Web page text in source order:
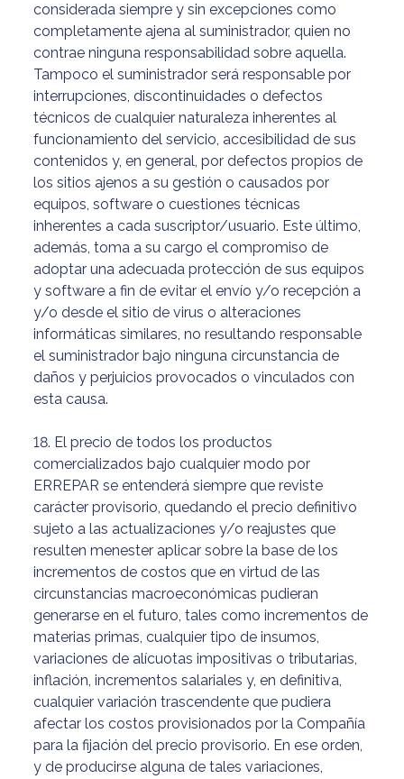
considerada siempre y sin excepciones como
completamente ajena al suministrador, quien no
contrae ninguna responsabilidad sobre aquella.
Tampoco el suministrador será responsable por
interrupciones, discontinuidades o defectos
técnicos de cualquier naturaleza inherentes al
funcionamiento del servicio, accesibilidad de sus
contenidos y, en general, por defectos propios de
los sitios ajenos a su gestión o causados por
equipos, software o cuestiones técnicas
inherentes a cada suscriptor/usuario. Este último,
además, toma a su cargo el compromiso de
adoptar una adecuada protección de sus equipos
y software a fin de evitar el envío y/o recepción a
y/o desde el sitio de virus o alteraciones
informáticas similares, no resultando responsable
el suministrador bajo ninguna circunstancia de
daños y perjuicios provocados o vinculados con
esta causa.
18. El precio de todos los productos
comercializados bajo cualquier modo por
ERREPAR se entenderá siempre que reviste
carácter provisorio, quedando el precio definitivo
sujeto a las actualizaciones y/o reajustes que
resulten menester aplicar sobre la base de los
incrementos de costos que en virtud de las
circunstancias macroeconómicas pudieran
generarse en el futuro, tales como incrementos de
materias primas, cualquier tipo de insumos,
variaciones de alícuotas impositivas o tributarias,
inflación, incrementos salariales y, en definitiva,
cualquier variación trascendente que pudiera
afectar los costos provisionados por la Compañía
para la fijación del precio provisorio. En ese orden,
y de producirse alguna de tales variaciones,